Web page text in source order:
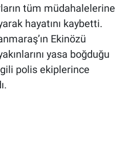
tüm müdahalelerine
hayatını kaybetti.
Ekinözü
yasa boğduğu
polis ekiplerince